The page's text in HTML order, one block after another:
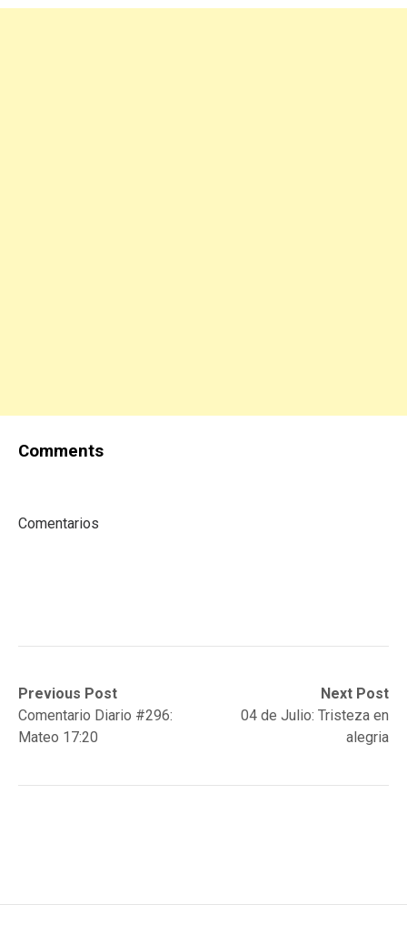
Comments
Comentarios
Post
navigation
Previous Post
Previous
post:Comentario Diario #296:
Mateo 17:20
Next Post
Next
post:
04 de Julio: Tristeza en
alegria